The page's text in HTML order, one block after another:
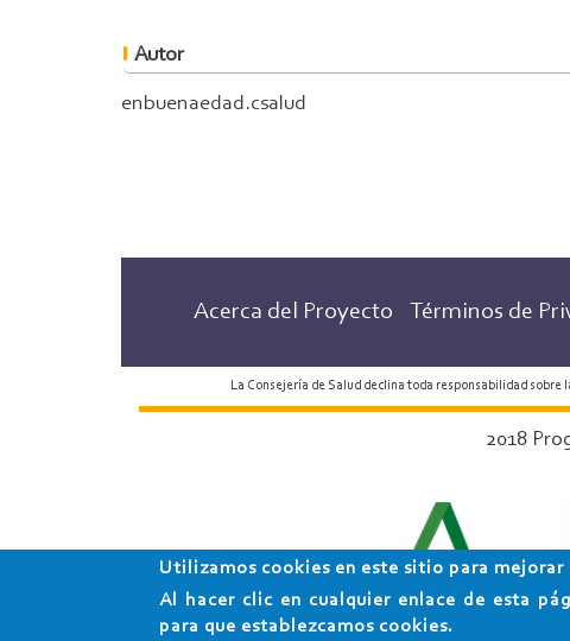
Autor
enbuenaedad.csalud
Acerca del Proyecto Términos de
La Consejería de Salud declina toda responsabilidad
2018
Utilizamos cookies en este sitio para mejorar
Al hacer clic en cualquier enlace de esta
para que establezcamos cookies.